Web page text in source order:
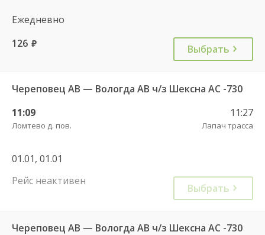
Ежедневно
126 руб. Выбрать
Череповец АВ — Вологда АВ ч/з Шексна АC -730
11:09
Ломтево д. пов.
11:27
Лапач трасса
01.01, 01.01
Рейс неактивен
Выбрать
Череповец АВ — Вологда АВ ч/з Шексна АC -730